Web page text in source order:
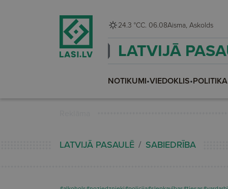
24.3 °CC. 06.08 Aisma, Askolds
LATVIJĀ
NOTIKUMI•VIEDOKLIS•POLITIKA
LATVIJĀ PASAULĒ SABIEDRĪBA